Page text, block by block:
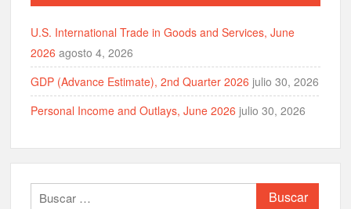
U.S. International Trade in Goods and Services, June
2026 agosto 4, 2026
GDP (Advance Estimate), 2nd Quarter 2026 julio 30, 2026
Personal Income and Outlays, June 2026 julio 30, 2026
Buscar: